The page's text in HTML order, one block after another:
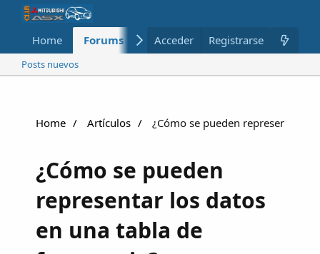
Home Forums Nuevo Miembros
Acceder Registrarse
Posts nuevos
Home Artículos ¿Cómo se pueden representar
¿Cómo se pueden
representar los datos
en una tabla de